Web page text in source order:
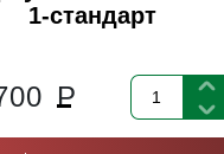
1-стандарт
Р